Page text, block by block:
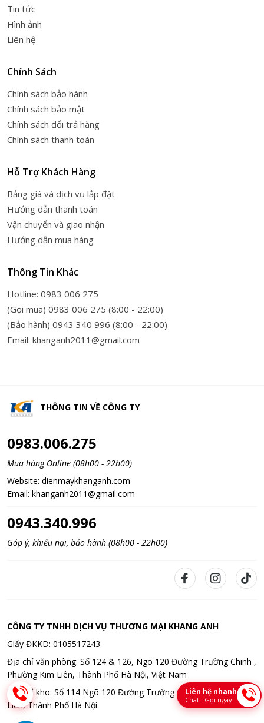
Tin tức
Hình ảnh
Liên hệ
Chính Sách
Chính sách bảo hành
Chính sách bảo mật
Chính sách đổi trả hàng
Chính sách thanh toán
Hỗ Trợ Khách Hàng
Bảng giá và dịch vụ lắp đặt
Hướng dẫn thanh toán
Vận chuyển và giao nhận
Hướng dẫn mua hàng
Thông Tin Khác
Hotline: 0983 006 275
(Gọi mua) 0983 006 275 (8:00 - 22:00)
(Bảo hành) 0943 340 996 (8:00 - 22:00)
Email: khanganh2011@gmail.com
THÔNG TIN VỀ CÔNG TY
0983.006.275
Mua hàng Online (08h00 - 22h00)
Website: dienmaykhanganh.com
Email: khanganh2011@gmail.com
0943.340.996
Góp ý, khiếu nại, bảo hành (08h00 - 22h00)
CÔNG TY TNHH DỊCH VỤ THƯƠNG MẠI KHANG ANH
Giấy ĐKKD: 0105517243
Địa chỉ văn phòng: Số 124 & 126, Ngõ 120 Đường Trường Chinh ,
Phường Kim Liên, Thành Phố Hà Nội, Việt Nam
Địa chỉ kho: Số 114 Ngõ 120 Đường Trường Chinh , Phường Kim
Liên, Thành Phố Hà Nội
Liên hệ nhanh
Chat · Gọi ngay